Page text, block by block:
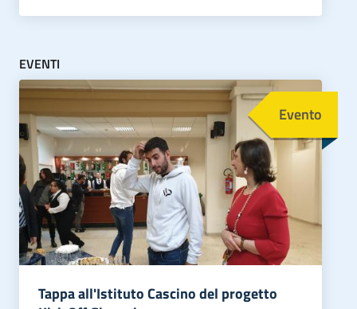
EVENTI
Immagine
Evento
Tappa all'Istituto Cascino del progetto